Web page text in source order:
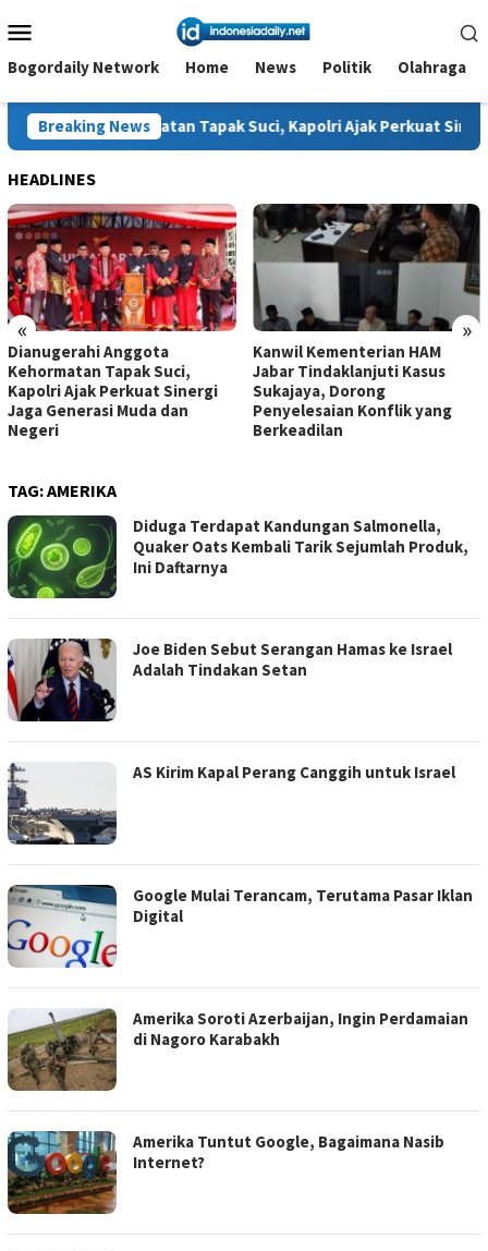
ke
kontenMobile
Bogordaily Network Home News Politik Olahraga
Breaking News
Tapak Suci, Kapolri Ajak Perkuat Sinergi Jaga
HEADLINES
« »
Dianugerahi Anggota
Kehormatan Tapak Suci,
Kapolri Ajak Perkuat Sinergi
Jaga Generasi Muda dan
Negeri
Kanwil Kementerian HAM
Jabar Tindaklanjuti Kasus
Sukajaya, Dorong
Penyelesaian Konflik yang
Berkeadilan
TAG:AMERIKA
Diduga Terdapat Kandungan Salmonella,
Quaker Oats Kembali Tarik Sejumlah Produk,
Ini Daftarnya
Joe Biden Sebut Serangan Hamas ke Israel
Adalah Tindakan Setan
AS Kirim Kapal Perang Canggih untuk Israel
Google Mulai Terancam, Terutama Pasar Iklan
Digital
Amerika Soroti Azerbaijan, Ingin Perdamaian
di Nagoro Karabakh
Amerika Tuntut Google, Bagaimana Nasib
Internet?